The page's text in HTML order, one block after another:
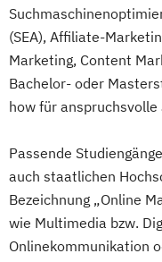
(SEA), Affiliate-
Marketing, Content
Bachelor- oder
how für
Passende
auch staatlichen
Bezeichnung „Online
wie Multimedia bzw.
Onlinekommunikation